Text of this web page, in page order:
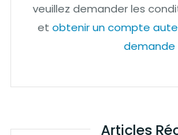
veuillez demander les
et obtenir un compte
demande
Articles